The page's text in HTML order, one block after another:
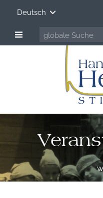
Deutsch